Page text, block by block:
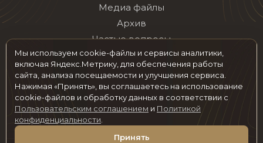
Медиа файлы
Архив
Частые вопросы
Контакты
Мы в социальных сетях
© 2026 hotelawards.ru Все права защищены
Пользовательское соглашение
Мы используем cookie-файлы и сервисы аналитики,
включая Яндекс.Метрику, для обеспечения работы
сайта, анализа посещаемости и улучшения сервиса.
Нажимая «Принять», вы соглашаетесь на использование
cookie-файлов и обработку данных в соответствии с
Пользовательским соглашением и Политикой
конфиденциальности
Принять